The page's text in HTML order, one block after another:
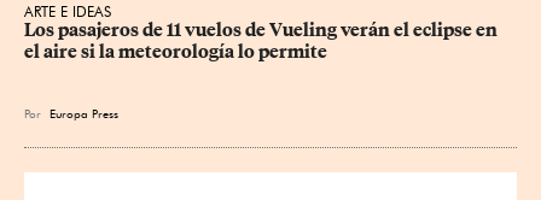
ARTE E IDEAS
Los pasajeros de 11 vuelos de Vueling verán el eclipse en
el aire si la meteorología lo permite
Por Europa Press